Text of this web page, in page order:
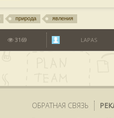
природа явления
3169 LAPAS
ОБРАТНАЯ СВЯЗЬ